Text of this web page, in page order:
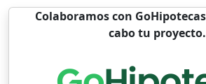
Colaboramos con
cabo tu proyecto.